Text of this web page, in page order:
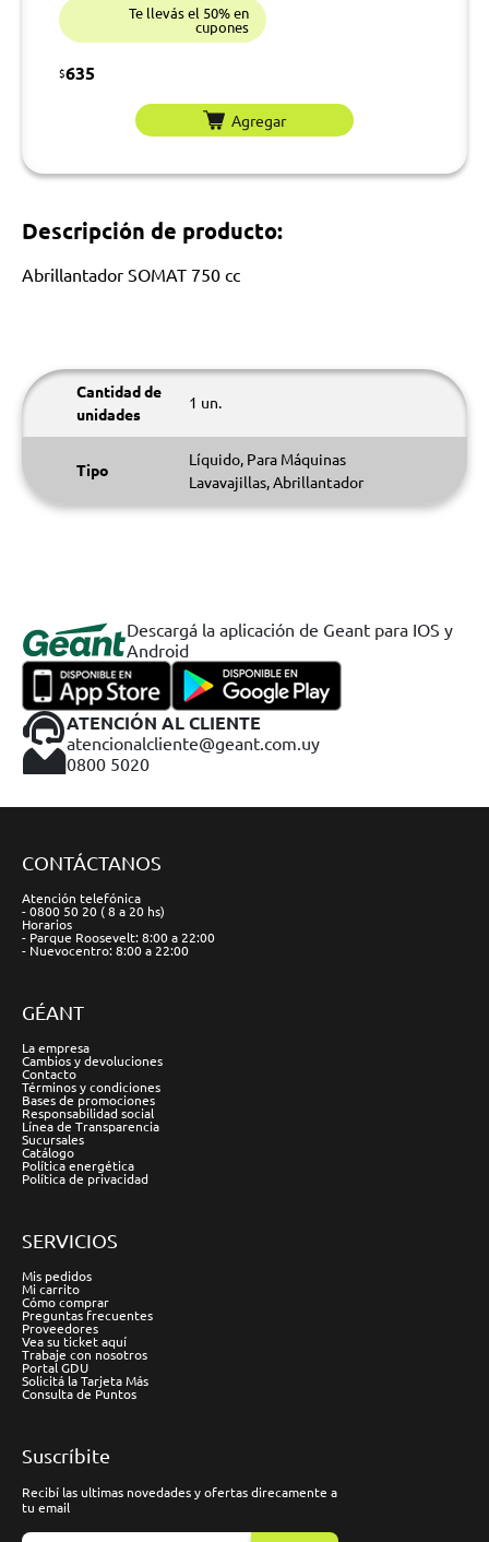
Te llevás el 50% en
cupones
$635
Agregar
Descripción de producto:
Abrillantador SOMAT 750 cc
Cantidad de
unidades
1 un.
Tipo
Líquido, Para Máquinas
Lavavajillas, Abrillantador
Descargá la aplicación de Geant para IOS y
Android
ATENCIÓN AL CLIENTE
atencionalcliente@geant.com.uy
0800 5020
CONTÁCTANOS
Atención telefónica
- 0800 50 20 ( 8 a 20 hs)
Horarios
- Parque Roosevelt: 8:00 a 22:00
- Nuevocentro: 8:00 a 22:00
GÉANT
La empresa
Cambios y devoluciones
Contacto
Términos y condiciones
Bases de promociones
Responsabilidad social
Línea de Transparencia
Sucursales
Catálogo
Política energética
Política de privacidad
SERVICIOS
Mis pedidos
Mi carrito
Cómo comprar
Preguntas frecuentes
Proveedores
Vea su ticket aquí
Trabaje con nosotros
Portal GDU
Solicitá la Tarjeta Más
Consulta de Puntos
Suscríbite
Recibí las ultimas novedades y ofertas direcamente a
tu email